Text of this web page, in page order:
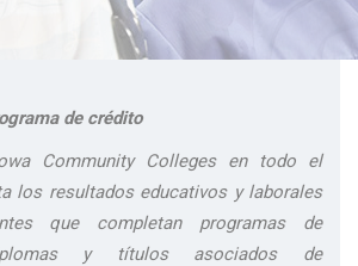
de crédito
Community Colleges en todo el
los resultados educativos y laborales
que completan programas de
y títulos asociados de